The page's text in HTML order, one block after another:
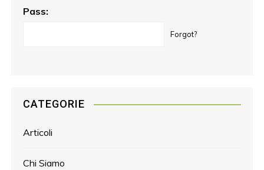
Pass:
Forgot?
CATEGORIE
Articoli
Chi Siamo